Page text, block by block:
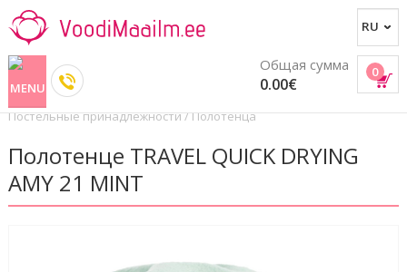
0
Общая сумма
0.00€
Постельные принадлежности/Полотенца
Полотенце TRAVEL QUICK DRYING
AMY 21 MINT